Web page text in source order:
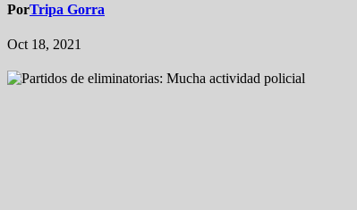
PorTripa Gorra
Oct 18, 2021